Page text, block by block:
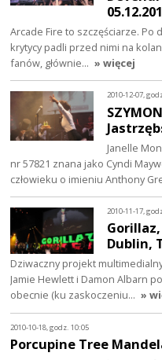
Arcade Fire to szczęściarze. Po
krytycy padli przed nimi na
fanów, głównie… » więcej
2010-12-07,
Janelle
nr 57821 znana jako Cyndi
człowieku o imieniu Anthony
2010-11-17,
Dublin,
Dziwaczny projekt
Jamie Hewlett i Damon Albarn
obecnie (ku zaskoczeniu… »
2010-10-18, godz. 10:05
Porcupine Tree